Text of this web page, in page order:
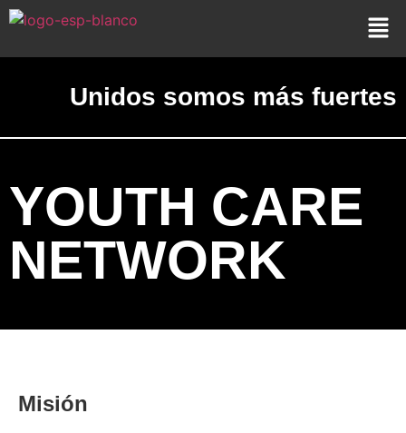
Unidos somos más fuertes
YOUTH CARE
NETWORK
Misión